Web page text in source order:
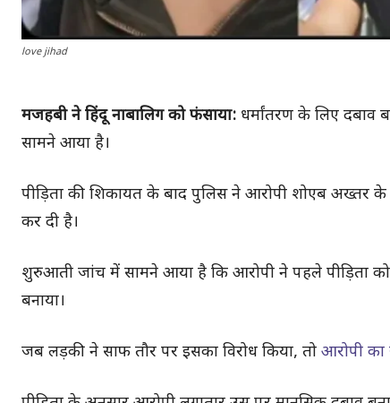
love jihad
मजहबी ने हिंदू नाबालिग को फंसाया: धर्मांतरण के लिए दबाव
सामने आया है।
पीड़िता की शिकायत के बाद पुलिस ने आरोपी शोएब
कर दी है।
शुरुआती जांच में सामने आया है कि आरोपी ने पहले पीड़िता
बनाया।
जब लड़की ने साफ तौर पर इसका विरोध किया, तो आरोपी